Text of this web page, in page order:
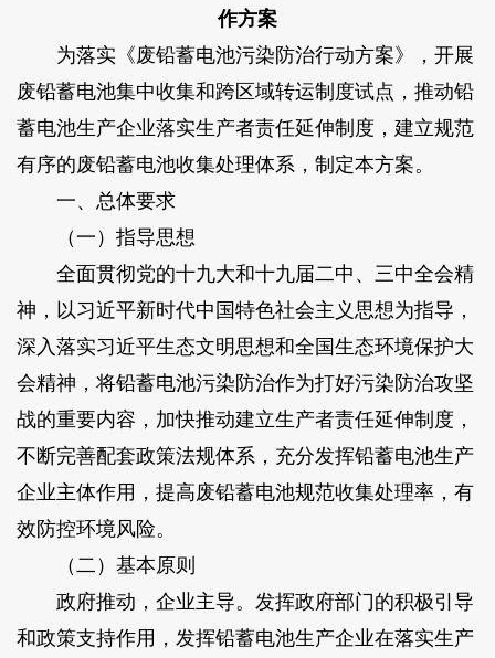
作方案
为落实《废铅蓄电池污染防治行动方案》，开展
废铅蓄电池集中收集和跨区域转运制度试点，推动铅
蓄电池生产企业落实生产者责任延伸制度，建立规范
有序的废铅蓄电池收集处理体系，制定本方案。
一、总体要求
（一）指导思想
全面贯彻党的十九大和十九届二中、三中全会精
神，以习近平新时代中国特色社会主义思想为指导，
深入落实习近平生态文明思想和全国生态环境保护大
会精神，将铅蓄电池污染防治作为打好污染防治攻坚
战的重要内容，加快推动建立生产者责任延伸制度，
不断完善配套政策法规体系，充分发挥铅蓄电池生产
企业主体作用，提高废铅蓄电池规范收集处理率，有
效防控环境风险。
（二）基本原则
政府推动，企业主导。发挥政府部门的积极引导
和政策支持作用，发挥铅蓄电池生产企业在落实生产